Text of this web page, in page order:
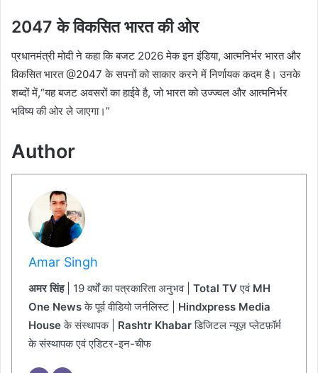
2047 के विकसित भारत की ओर
प्रधानमंत्री मोदी ने कहा कि बजट 2026 मेक इन इंडिया, आत्मनिर्भर भारत और
विकसित भारत @2047 के सपनों को साकार करने में निर्णायक कदम है। उनके
शब्दों में,“यह बजट अवसरों का हाईवे है, जो भारत को उज्ज्वल और आत्मनिर्भर
भविष्य की ओर ले जाएगा।”
Author
Amar Singh
अमर सिंह| 19 वर्षों का पत्रकारिता अनुभव | Total TVएवं MH
One Newsके पूर्व वीडियो जर्नलिस्ट | Hindxpress Media
Houseके संस्थापक | Rashtr Khabarडिजिटल न्यूज़ प्लेटफ़ॉर्म
के संस्थापक एवं एडिटर-इन-चीफ